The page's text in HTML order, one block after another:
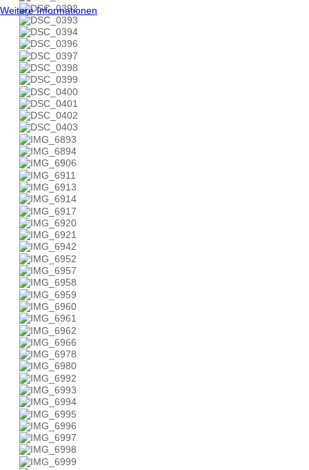
Weitere Informationen